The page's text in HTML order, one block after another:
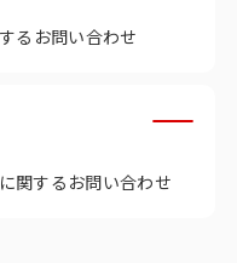
るお問い合わせ
関するお問い合わせ